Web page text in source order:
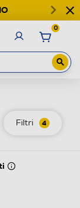
0
Filtri 4